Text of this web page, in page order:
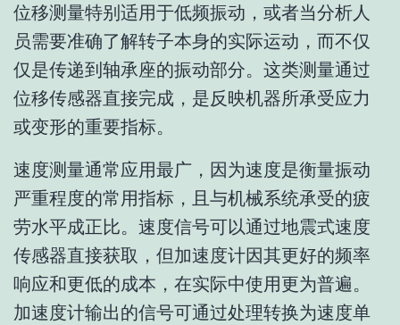
位移测量特别适用于低频振动，或者当分析人
员需要准确了解转子本身的实际运动，而不仅
仅是传递到轴承座的振动部分。这类测量通过
位移传感器直接完成，是反映机器所承受应力
或变形的重要指标。
速度测量通常应用最广，因为速度是衡量振动
严重程度的常用指标，且与机械系统承受的疲
劳水平成正比。速度信号可以通过地震式速度
传感器直接获取，但加速度计因其更好的频率
响应和更低的成本，在实际中使用更为普遍。
加速度计输出的信号可通过处理转换为速度单